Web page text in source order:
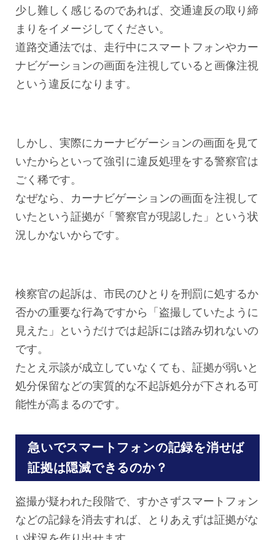
少し難しく感じるのであれば、交通違反の取り締
まりをイメージしてください。
道路交通法では、走行中にスマートフォンやカー
ナビゲーションの画面を注視していると画像注視
という違反になります。
しかし、実際にカーナビゲーションの画面を見て
いたからといって強引に違反処理をする警察官は
ごく稀です。
なぜなら、カーナビゲーションの画面を注視して
いたという証拠が「警察官が現認した」という状
況しかないからです。
検察官の起訴は、市民のひとりを刑罰に処するか
否かの重要な行為ですから「盗撮していたように
見えた」というだけでは起訴には踏み切れないの
です。
たとえ示談が成立していなくても、証拠が弱いと
処分保留などの実質的な不起訴処分が下される可
能性が高まるのです。
急いでスマートフォンの記録を消せば
証拠は隠滅できるのか？
盗撮が疑われた段階で、すかさずスマートフォン
などの記録を消去すれば、とりあえずは証拠がな